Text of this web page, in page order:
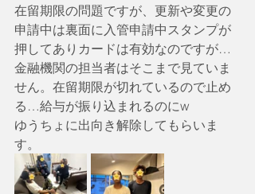
在留期限の問題ですが、更新や変更の
申請中は裏面に入管申請中スタンプが
押してありカードは有効なのですが…
金融機関の担当者はそこまで見ていま
せん。在留期限が切れているので止め
る…給与が振り込まれるのにw
ゆうちょに出向き解除してもらいま
す。